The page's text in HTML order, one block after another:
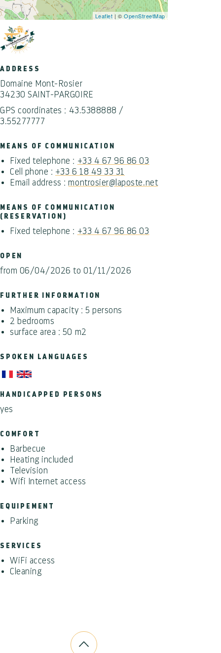
Leaflet | ©OpenStreetMap
ADDRESS
Domaine Mont-Rosier
34230 SAINT-PARGOIRE
GPS coordinates : 43.5388888 /
3.55277777
MEANS OF COMMUNICATION
Fixed telephone : +33 4 67 96 86 03
Cell phone : +33 6 18 49 33 31
Email address :montrosier@laposte.net
MEANS OF COMMUNICATION
(RESERVATION)
Fixed telephone : +33 4 67 96 86 03
OPEN
from 06/04/2026 to 01/11/2026
FURTHER INFORMATION
Maximum capacity : 5 persons
2 bedrooms
surface area : 50 m2
SPOKEN LANGUAGES
HANDICAPPED PERSONS
yes
COMFORT
Barbecue
Heating included
Television
Wifi Internet access
EQUIPEMENT
Parking
SERVICES
WiFi access
Cleaning